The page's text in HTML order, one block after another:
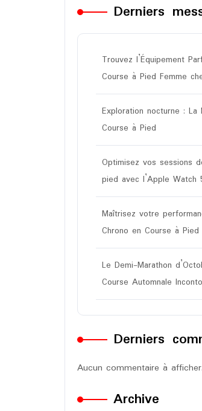
Derniers
Trouvez l’Équipement
Course à Pied Femme
Exploration nocturne : La
Course à Pied
Optimisez vos sessions
pied avec l’Apple Watch
Maîtrisez votre
Chrono en Course à Pied
Le Demi-Marathon
Course Automnale
Derniers
Aucun commentaire à afficher.
Archive